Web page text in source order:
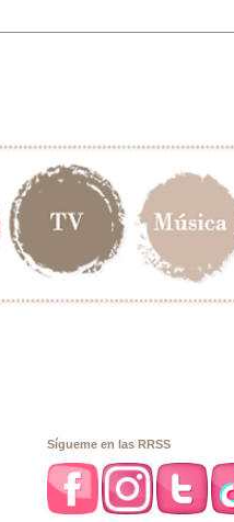
Sígueme en las RRSS